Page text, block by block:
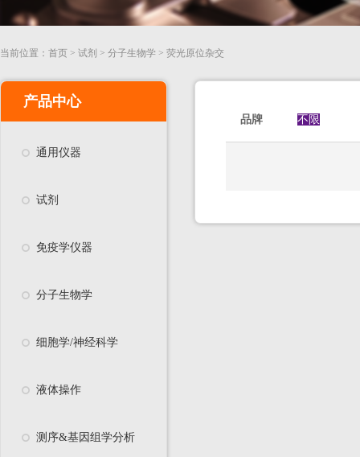
当前位置： 首页 > 试剂 > 分子生物学 > 荧光原位杂交
产品中心
通用仪器
试剂
免疫学仪器
分子生物学
细胞学/神经科学
液体操作
测序&基因组学分析
品牌 不限